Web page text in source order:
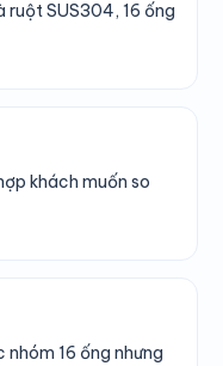
ruột SUS304, 16 ống
khách muốn so
16 ống nhưng